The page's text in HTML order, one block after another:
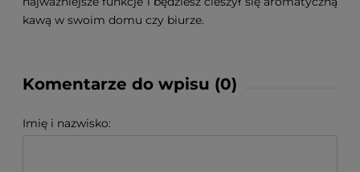
kawą w swoim domu czy biurze.
Komentarze do wpisu (0)
Imię i nazwisko: